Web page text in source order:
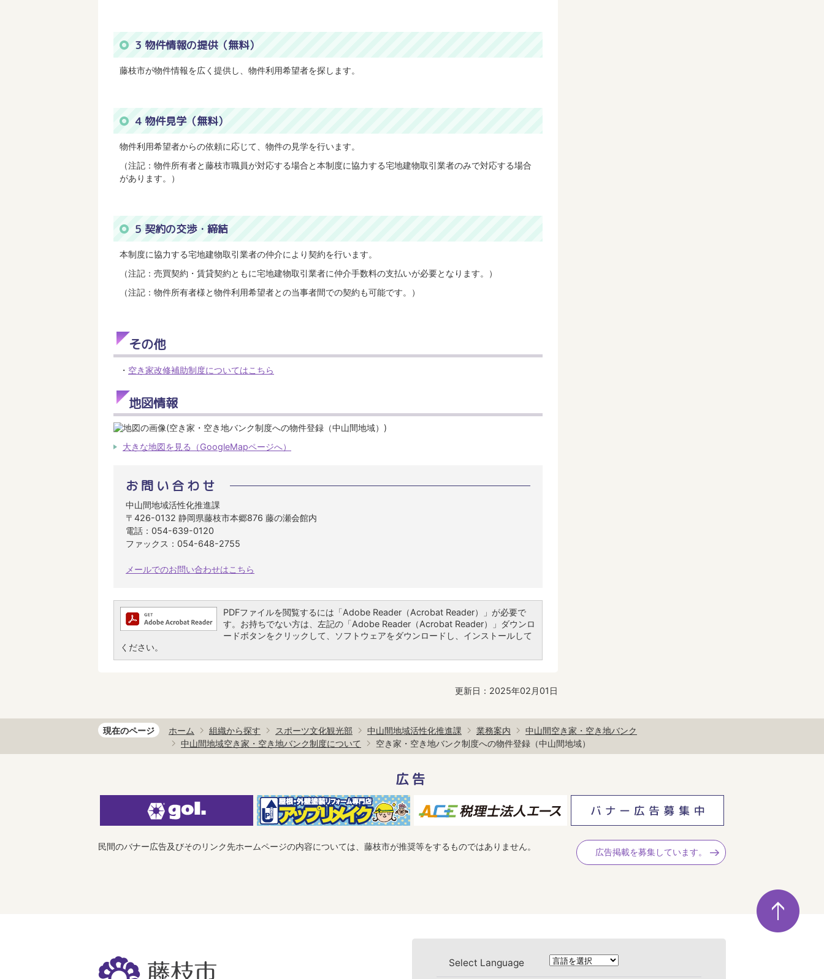
3 物件情報の提供（無料）
藤枝市が物件情報を広く提供し、物件利用希望者を探します。
4 物件見学（無料）
物件利用希望者からの依頼に応じて、物件の見学を行います。
（注記：物件所有者と藤枝市職員が対応する場合と本制度に協力する宅地建物取引業者のみで対応する場合
があります。）
5 契約の交渉・締結
本制度に協力する宅地建物取引業者の仲介により契約を行います。
（注記：売買契約・賃貸契約ともに宅地建物取引業者に仲介手数料の支払いが必要となります。）
（注記：物件所有者様と物件利用希望者との当事者間での契約も可能です。）
その他
・ 空き家改修補助制度についてはこちら
地図情報
大きな地図を見る（GoogleMapページへ）
お問い合わせ
中山間地域活性化推進課
〒426-0132 静岡県藤枝市本郷876 藤の瀬会館内
電話：054-639-0120
ファックス：054-648-2755
メールでのお問い合わせはこちら
PDFファイルを閲覧するには「Adobe Reader（Acrobat Reader）」が必要で
す。お持ちでない方は、左記の「Adobe Reader（Acrobat Reader）」ダウンロ
ードボタンをクリックして、ソフトウェアをダウンロードし、インストールして
ください。
更新日：2025年02月01日
現在のページ ホーム 組織から探す スポーツ文化観光部 中山間地域活性化推進課 業務案内
中山間空き家・空き地バンク
中山間地域空き家・空き地バンク制度について
空き家・空き地バンク制度への物件登録（中山間地域）
広告
民間のバナー広告及びそのリンク先ホームページの内容については、藤枝市が推奨等をするものではありません。
広告掲載を募集しています。
ペ
ー
ジ
の
藤
枝
Select Language